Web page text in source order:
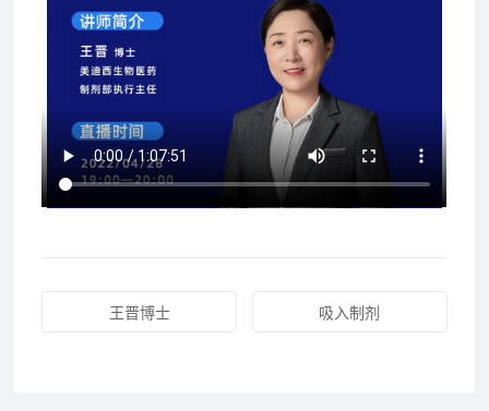
王晋博士 吸入制剂